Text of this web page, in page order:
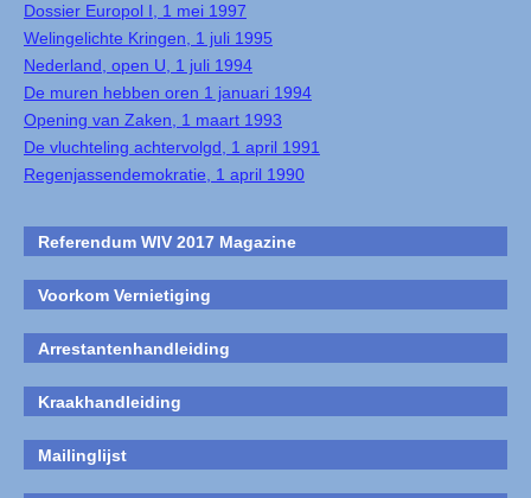
Dossier Europol I, 1 mei 1997
Welingelichte Kringen, 1 juli 1995
Nederland, open U, 1 juli 1994
De muren hebben oren 1 januari 1994
Opening van Zaken, 1 maart 1993
De vluchteling achtervolgd, 1 april 1991
Regenjassendemokratie, 1 april 1990
Referendum WIV 2017 Magazine
Voorkom Vernietiging
Arrestantenhandleiding
Kraakhandleiding
Mailinglijst